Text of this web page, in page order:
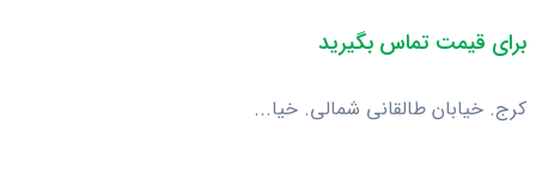
برای قیمت تماس بگیرید
کرج. خیابان طالقانی شمالی. خیا...